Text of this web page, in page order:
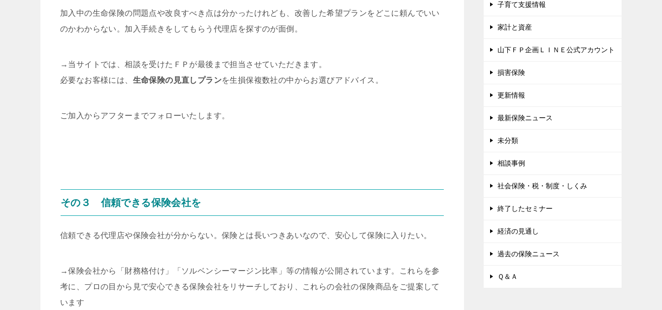
加入中の生命保険の問題点や改良すべき点は分かったけれども、改善した希望プランをどこに頼んでいい
のかわからない。加入手続きをしてもらう代理店を探すのが面倒。
→当サイトでは、相談を受けたＦＰが最後まで担当させていただきます。
必要なお客様には、 生命保険の見直しプランを生損保複数社の中からお選びアドバイス。
ご加入からアフターまでフォローいたします。
その３ 信頼できる保険会社を
信頼できる代理店や保険会社が分からない。保険とは長いつきあいなので、安心して保険に入りたい。
→保険会社から「財務格付け」「ソルベンシーマージン比率」等の情報が公開されています。これらを参
考に、プロの目から見で安心できる保険会社をリサーチしており、これらの会社の保険商品をご提案して
います
子育て支援情報
家計と資産
山下ＦＰ企画ＬＩＮＥ公式アカウント
損害保険
更新情報
最新保険ニュース
未分類
相談事例
社会保険・税・制度・しくみ
終了したセミナー
経済の見通し
過去の保険ニュース
Ｑ＆Ａ